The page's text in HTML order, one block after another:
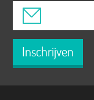
Inschrijven